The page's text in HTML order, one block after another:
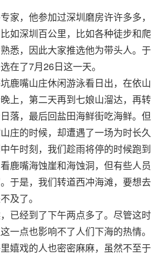
家，他参加过深圳磨房许许多多，
如深圳百公里，比如各种徒步和爬
悉，因此大家推选他为带头人。于
在了7月26日这一天。
鹿嘴山庄休闲游泳看日出，在依山
上，第二天再到七娘山溜达，再转
落，最后回盐田海鲜街吃海鲜。但
庄的时候，却遭遇了一场为时长久
午时刻，我们趁雨将停的时候跑到
鹿嘴海蚀崖和海蚀洞，但有些人员
于是，我们转道西冲海滩，要想去
及了。
已经到了下午两点多了。尽管这时
一点也影响不了人们下海的热情。
嬉戏的人也密密麻麻，虽然不至于